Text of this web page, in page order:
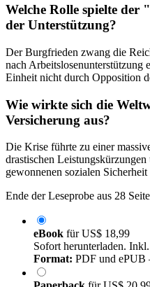
Welche Rolle spielte
der Unterstützung?
Der Burgfrieden zwang die
nach Arbeitslosenunterstützung
Einheit nicht durch Opposition
Wie wirkte sich die
Versicherung aus?
Die Krise führte zu einer
drastischen
gewonnenen sozialen
Ende der Leseprobe aus 28
eBook fürUS$ 18,99
Sofort herunterladen.
Format: PDF und ePUB